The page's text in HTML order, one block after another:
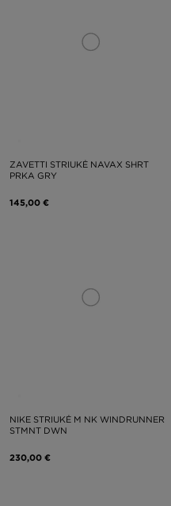
ZAVETTI STRIUKĖ NAVAX SHRT
PRKA GRY
145,00 €
NIKE STRIUKĖ M NK WINDRUNNER
STMNT DWN
230,00 €